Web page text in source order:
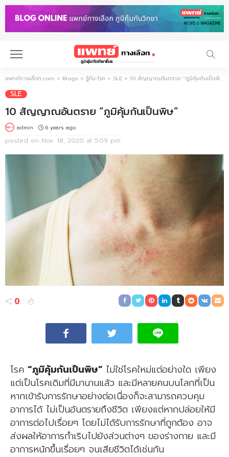
แพทย์ทางเลือก.com > Blogs > รู้ทัน-โรค > SLE > 10 สัญญาณอันตราย “ภูมิคุ้มกันเป็นพิษ”
SLE
10 สัญญาณอันตราย “ภูมิคุ้มกันเป็นพิษ”
admin 6 years ago
posted on Nov. 18, 2020 at 5:09 pm
0
โรค “ภูมิคุ้มกันเป็นพิษ” ไม่ใช่โรคใหม่แต่อย่างใด เพียง
แต่เป็นโรคเดิมที่มีมานานแล้ว และมีหลายคนบนโลกที่เป็น
หากเข้ารับการรักษาอย่างต่อเนื่องก็จะสามารถควบคุม
อาการได้ ไม่เป็นอันตรายถึงชีวิต เพียงแต่หากปล่อยให้มี
อาการต่อไปเรื่อยๆ โดยไม่ได้รับการรักษาที่ถูกต้อง อาจ
ส่งผลให้อาการกำเริบไปยังส่วนต่างๆ ของร่างกาย และมี
อาการหนักขึ้นเรื่อยๆ จนเสียชีวิตได้เช่นกัน